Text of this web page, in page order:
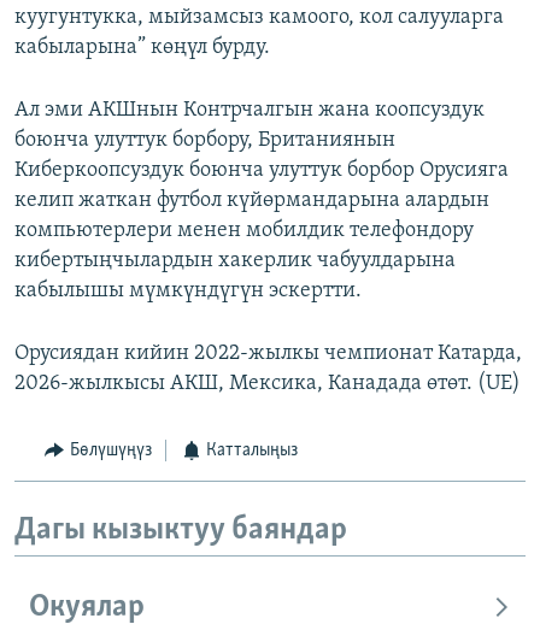
куугунтукка, мыйзамсыз камоого, кол салууларга
кабыларына” көңүл бурду.
Ал эми АКШнын Контрчалгын жана коопсуздук
боюнча улуттук борбору, Британиянын
Киберкоопсуздук боюнча улуттук борбор Орусияга
келип жаткан футбол күйөрмандарына алардын
компьютерлери менен мобилдик телефондору
кибертыңчылардын хакерлик чабуулдарына
кабылышы мүмкүндүгүн эскертти.
Орусиядан кийин 2022-жылкы чемпионат Катарда,
2026-жылкысы АКШ, Мексика, Канадада өтөт. (UE)
Бөлүшүңүз Катталыңыз
Дагы кызыктуу баяндар
Окуялар